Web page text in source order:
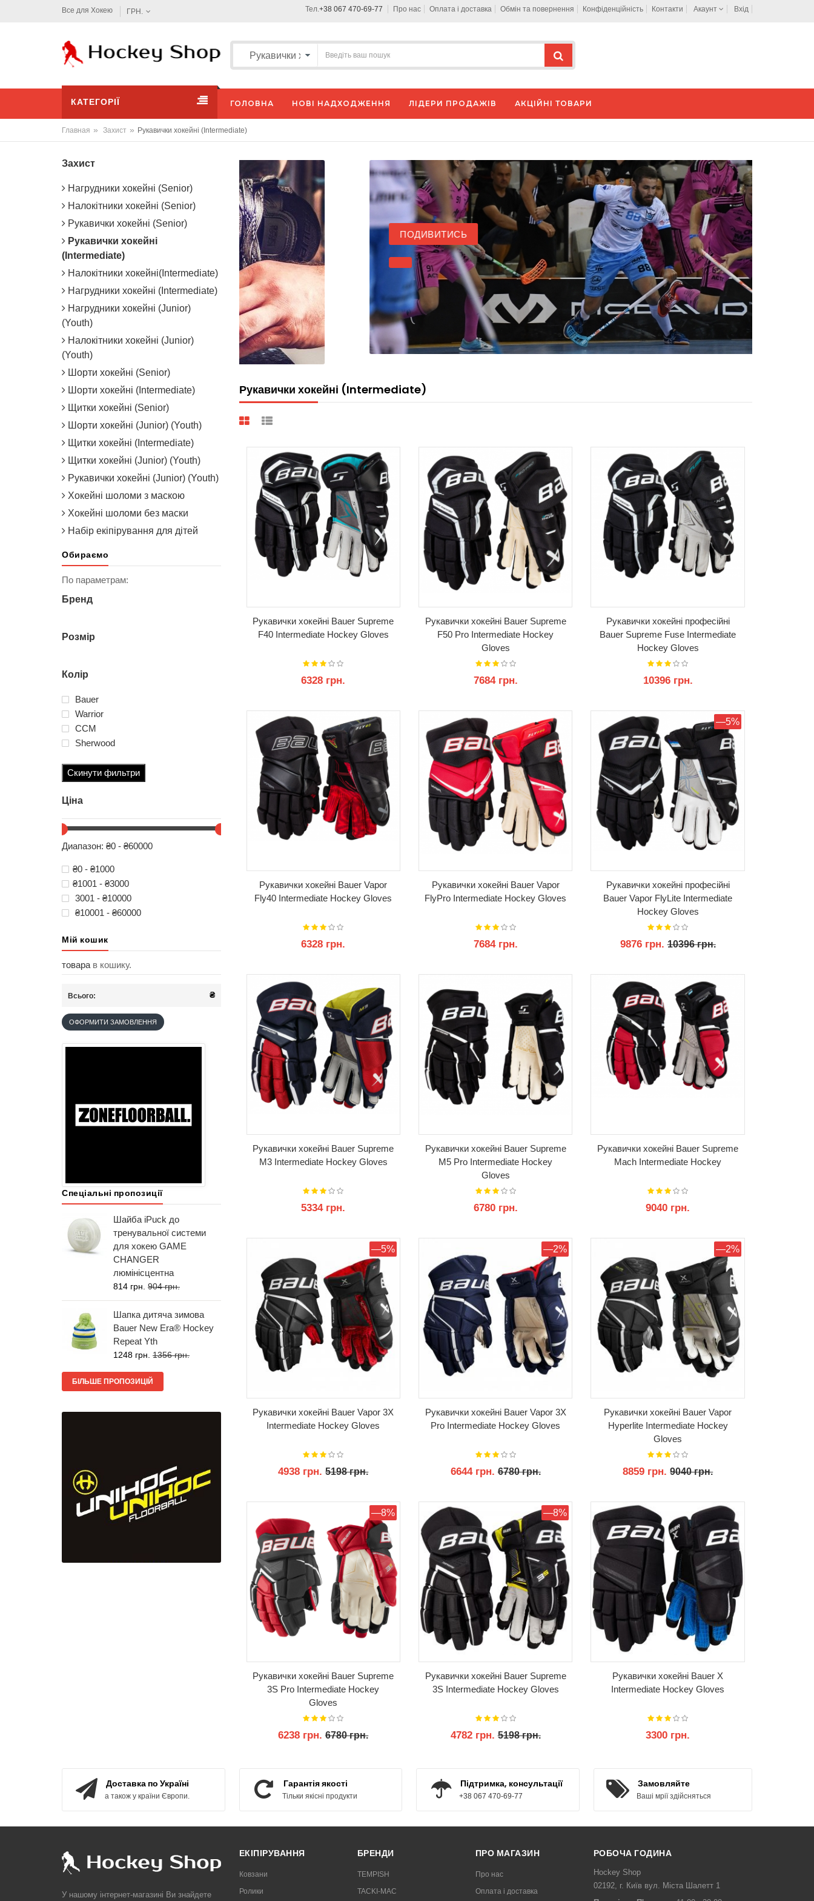
Все для Хокею ГРН. Тел.+38 067 470-69-77 Про нас Оплата і доставка Обмін та повернення Конфіденційність Контакти Акаунт Вхід
КАТЕГОРІЇ ГОЛОВНА НОВІ НАДХОДЖЕННЯ ЛІДЕРИ ПРОДАЖІВ АКЦІЙНІ ТОВАРИ
Главная » Захист » Рукавички хокейні (Intermediate)
ПОДИВИТИСЬ
Рукавички хокейні (Intermediate)
Рукавички хокейні Bauer Supreme
F40 Intermediate Hockey Gloves
6328 грн.
Рукавички хокейні Bauer Supreme
F50 Pro Intermediate Hockey
Gloves
7684 грн.
КУПИТИ
Рукавички хокейні професійні
Bauer Supreme Fuse Intermediate
Hockey Gloves
10396 грн.
КУПИТИ
Рукавички хокейні Bauer Vapor
Fly40 Intermediate Hockey Gloves
6328 грн.
Рукавички хокейні Bauer Vapor
FlyPro Intermediate Hockey Gloves
7684 грн.
—5%
Рукавички хокейні професійні
Bauer Vapor FlyLite Intermediate
Hockey Gloves
9876 грн.10396 грн.
Рукавички хокейні Bauer Supreme
M3 Intermediate Hockey Gloves
5334 грн.
Рукавички хокейні Bauer Supreme
M5 Pro Intermediate Hockey
Gloves
6780 грн.
Рукавички хокейні Bauer Supreme
Mach Intermediate Hockey
9040 грн.
—5%
Рукавички хокейні Bauer Vapor 3X
Intermediate Hockey Gloves
4938 грн.5198 грн.
—2%
Рукавички хокейні Bauer Vapor 3X
Pro Intermediate Hockey Gloves
6644 грн.6780 грн.
—2%
Рукавички хокейні Bauer Vapor
Hyperlite Intermediate Hockey
Gloves
8859 грн.9040 грн.
—8%
Рукавички хокейні Bauer Supreme
3S Pro Intermediate Hockey
Gloves
6238 грн.6780 грн.
—8%
Рукавички хокейні Bauer Supreme
3S Intermediate Hockey Gloves
4782 грн.5198 грн.
Рукавички хокейні Bauer X
Intermediate Hockey Gloves
3300 грн.
Захист
Нагрудники хокейні (Senior)
Налокітники хокейні (Senior)
Рукавички хокейні (Senior)
Рукавички хокейні
(Intermediate)
Налокітники хокейні(Intermediate)
Нагрудники хокейні (Intermediate)
Нагрудники хокейні (Junior)
(Youth)
Налокітники хокейні (Junior)
(Youth)
Шорти хокейні (Senior)
Шорти хокейні (Intermediate)
Щитки хокейні (Senior)
Шорти хокейні (Junior) (Youth)
Щитки хокейні (Intermediate)
Щитки хокейні (Junior) (Youth)
Рукавички хокейні (Junior) (Youth)
Хокейні шоломи з маскою
Хокейні шоломи без маски
Набір екіпірування для дітей
Обираємо
По параметрам:
Бренд
Розмір
Колір
Bauer
Warrior
ССМ
Sherwood
Скинути фильтри
Ціна
Диапазон: ₴0 - ₴60000
₴0 - ₴1000
₴1001 - ₴3000
3001 - ₴10000
₴10001 - ₴60000
Мій кошик
товара в кошику.
Всього: ₴
ОФОРМИТИ ЗАМОВЛЕННЯ
Спеціальні пропозиції
Шайба iPuck до
тренувальної системи
для хокею GAME
CHANGER
люмінісцентна
814 грн. 904 грн.
Шапка дитяча зимова
Bauer New Era® Hockey
Repeat Yth
1248 грн. 1356 грн.
БІЛЬШЕ ПРОПОЗИЦІЙ
Доставка по Україні
а також у країни Європи.
Гарантія якості
Тільки якісні продукти
Підтримка, консультації
+38 067 470-69-77
Замовляйте
Ваші мрії здійсняться
У нашому інтернет-магазині Ви знайдете
ЕКІПІРУВАННЯ
Ковзани
Ролики
БРЕНДИ
TEMPISH
TACKI-MAC
ПРО МАГАЗИН
Про нас
Оплата і доставка
РОБОЧА ГОДИНА
Hockey Shop
02192, г. Київ вул. Міста Шалетт 1